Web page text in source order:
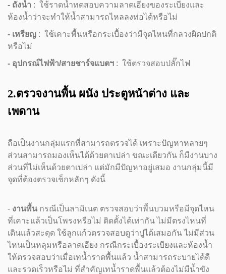
- ถังน้ำ : ใช้ราดน้ำทดสอบความลาดเอียงของระเบียงและ
ห้องน้ำว่าจะทำให้น้ำสามารถไหลลงท่อได้หรือไม่
- เหรียญ : ใช้เคาะพื้นหรือกระเบื้องว่ามีจุดไหนที่กลวงผิดปกติ
หรือไม่
- อุปกรณ์ไฟฟ้า/สายชาร์จแบตฯ : ใช้ตรวจสอบปลั๊กไฟ
2.ตรวจงานพื้น ผนัง ประตูหน้าต่าง และ
เพดาน
ถือเป็นงานกลุ่มแรกที่สามารถตรวจได้ เพราะปัญหาหลายๆ
ส่วนสามารถมองเห็นได้ด้วยตาเปล่า ขณะเดียวกัน ก็มีงานบาง
ส่วนที่ไม่เห็นด้วยตาเปล่า แต่มักมีปัญหาอยู่เสมอ งานกลุ่มนี้มี
จุดที่ต้องตรวจเช็กหลักๆ ดังนี้
- งานพื้น กรณีเป็นลามิเนต ตรวจสอบว่าพื้นบวมหรือมีจุดไหน
ที่เคาะแล้วเป็นโพรงหรือไม่ ติดตั้งได้เท่ากัน ไม่มีตรงไหนที่
เดินแล้วสะดุด ใช้ลูกแก้วตรวจสอบดูว่าปูได้เสมอกัน ไม่มีส่วน
ไหนเป็นหลุมหรือลาดเอียง กรณีกระเบื้องระเบียงและห้องน้ำ
ให้ตรวจสอบว่าเมื่อเทน้ำราดพื้นแล้ว น้ำสามารถระบายได้ดี
และรวดเร็วหรือไม่ ที่สำคัญเทน้ำราดพื้นแล้วต้องไม่มีน้ำขัง